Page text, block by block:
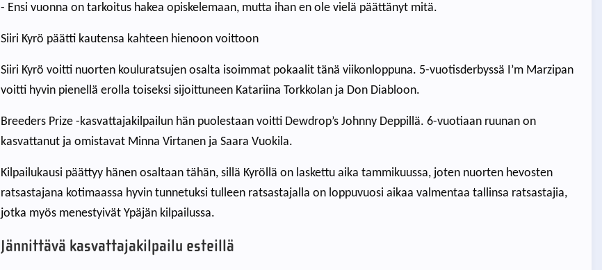
- Ensi vuonna on tarkoitus hakea opiskelemaan, mutta ihan en ole vielä päättänyt mitä.
Siiri Kyrö päätti kautensa kahteen hienoon voittoon
Siiri Kyrö voitti nuorten kouluratsujen osalta isoimmat pokaalit tänä viikonloppuna. 5-vuotisderbyssä I’m Marzipan
voitti hyvin pienellä erolla toiseksi sijoittuneen Katariina Torkkolan ja Don Diabloon.
Breeders Prize -kasvattajakilpailun hän puolestaan voitti Dewdrop’s Johnny Deppillä. 6-vuotiaan ruunan on
kasvattanut ja omistavat Minna Virtanen ja Saara Vuokila.
Kilpailukausi päättyy hänen osaltaan tähän, sillä Kyröllä on laskettu aika tammikuussa, joten nuorten hevosten
ratsastajana kotimaassa hyvin tunnetuksi tulleen ratsastajalla on loppuvuosi aikaa valmentaa tallinsa ratsastajia,
jotka myös menestyivät Ypäjän kilpailussa.
Jännittävä kasvattajakilpailu esteillä